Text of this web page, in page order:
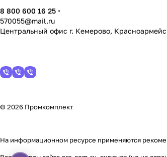
8 800 600 16 25
570055@mail.ru
Центральный офис г. Кемерово,
© 2026 Промкомплект
На информационном ресурсе применяются